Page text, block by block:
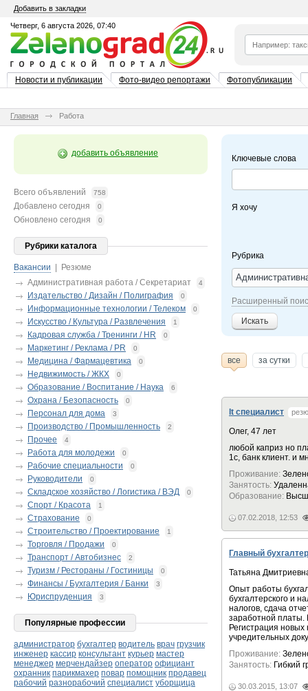
Добавить в закладки
Четверг, 6 августа 2026, 07:40
Новости и публикации Фото-видео репортажи Фотопубликации
Главная Работа
добавить объявление
Всего объявлений 758
Добавлено сегодня 0
Обновлено сегодня 0
Рубрики каталога
Вакансии
Резюме
Административная работа / Секретариат
4
Издательство / Дизайн / Полиграфия 0
Информационные технологии / Телеком 0
Искусство / Культура / Развлечения 1
Кадровая служба / Тренинги / HR 0
Маркетинг / Реклама / PR 0
Медицина / Фармацевтика 0
Недвижимость / ЖКХ 0
Образование / Воспитание / Наука 6
Охрана / Безопасность 0
Персонал для дома 3
Производство / Промышленность 2
Прочее 4
Работа для молодежи 0
Рабочие специальности 0
Руководители 0
Складское хозяйство / Логистика / ВЭД 0
Спорт / Красота 1
Страхование 0
Строительство / Проектирование 1
Торговля / Продажи 0
Транспорт / Автобизнес 2
Туризм / Рестораны / Гостиницы 0
Финансы / Бухгалтерия / Банки 3
Юриспруденция 3
Популярные профессии
администратор бухгалтер водитель врач грузчик
инженер кассир консультант курьер мастер
менеджер мерчендайзер оператор официант
охранник парикмахер повар помощник продавец
рабочий разнорабочий специалист уборщица
Ключевые слова
Я хочу
Рубрика
Расширенный
Искать
все за сутки
It специалист
Олег, 47 лет
любой каприз но
1c, банк клиент. и
Проживание:
Занятость:
Образование:
07.02.2018, 12:53
Главный
Татьяна
Опыт работы
бухгалтерского и
налогов, сдача
заработной платы.
Регистрация
учредительных
Проживание:
Занятость: Гибкий
30.03.2015, 13:07